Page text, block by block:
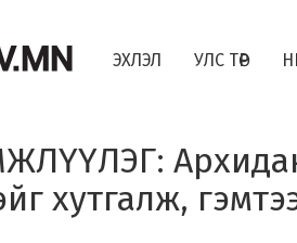
ЭХЛЭЛ УЛС ТӨР
хутгалж,